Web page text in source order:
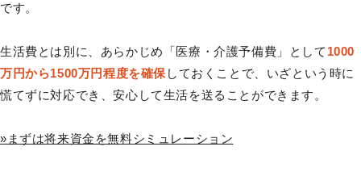
です。
生活費とは別に、あらかじめ「医療・介護予備費」として 1000
万円から1500万円程度を確保しておくことで、いざという時に
慌てずに対応でき、安心して生活を送ることができます。
»まずは将来資金を無料シミュレーション